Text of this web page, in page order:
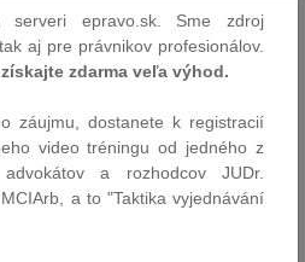
audit jedinečný a prispôsobený
a na sledované záujmy klienta.
sú obsiahnuté základné všeobecné
ktorých porušeniu došlo alebo
náprave môže dôjsť. Avšak report
či sumárne informácie rozhodujúce
a level špecifikácie sa
potrebám.
serveri epravo.sk. Sme zdroj
aj pre právnikov profesionálov.
zdarma veľa výhod.
záujmu, dostanete k registracií
video tréningu od jedného z
a rozhodcov JUDr.
a to "Taktika vyjednávání